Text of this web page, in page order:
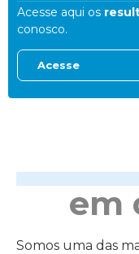
Acesse aqui os
conosco.
Acesse
em
Somos uma das